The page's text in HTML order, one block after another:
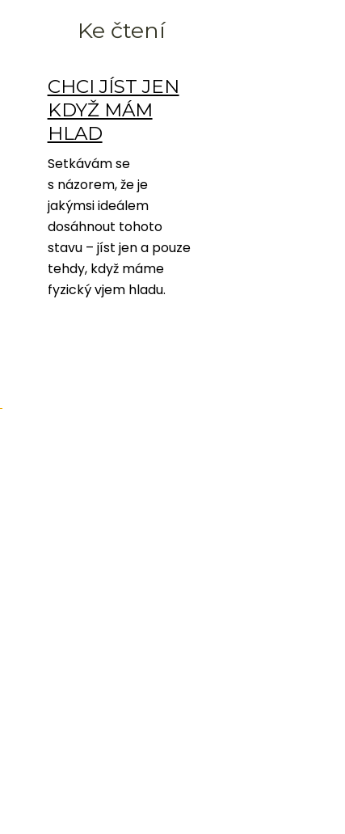
Ke čtení
CHCI JÍST JEN
KDYŽ MÁM
HLAD
Setkávám se
s názorem, že je
jakýmsi ideálem
dosáhnout tohoto
stavu – jíst jen a pouze
tehdy, když máme
fyzický vjem hladu.